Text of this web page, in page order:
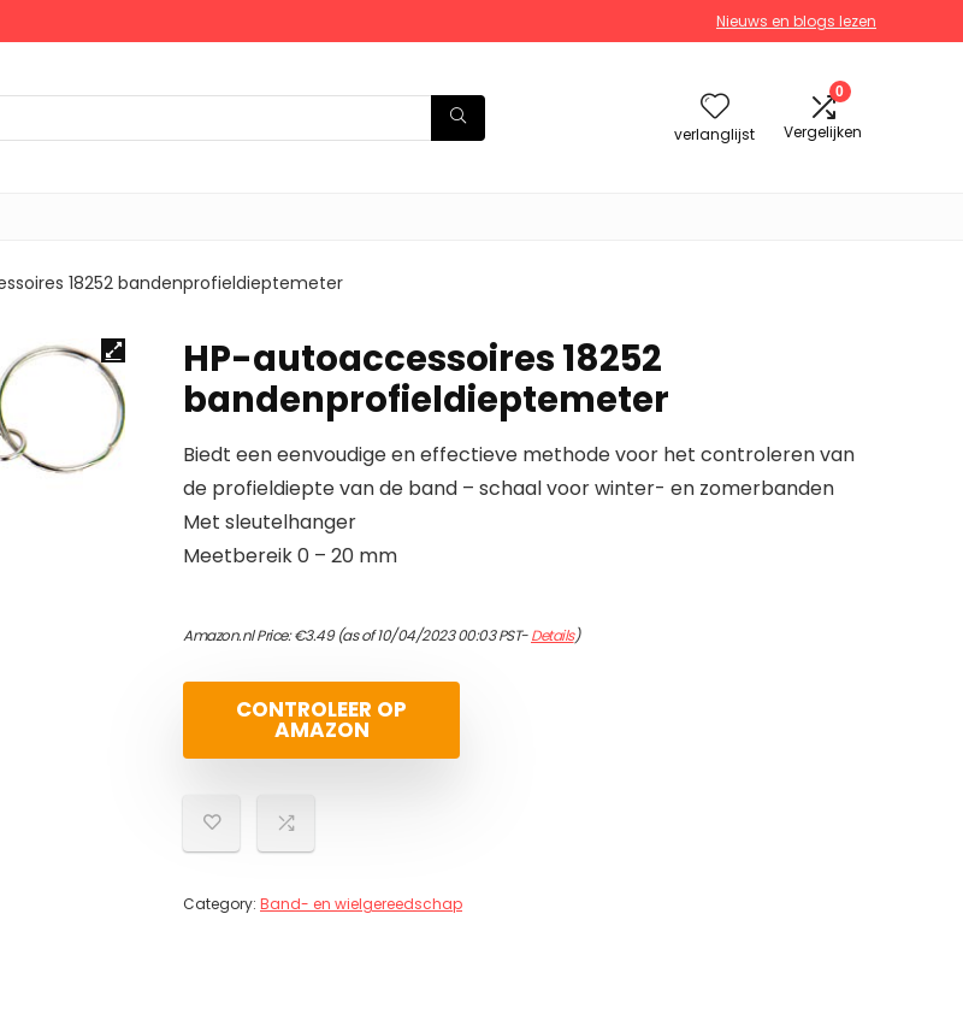
Nieuws en blogs lezen
verlanglijst
0
Vergelijken
18252 bandenprofieldieptemeter
HP-autoaccessoires 18252
bandenprofieldieptemeter
Biedt een eenvoudige en effectieve methode voor het controleren van
de profieldiepte van de band – schaal voor winter- en zomerbanden
Met sleutelhanger
Meetbereik 0 – 20 mm
Amazon.nl Price:€3.49(as of 10/04/2023 00:03 PST-Details)
CONTROLEER OP
AMAZON
Category: Band- en wielgereedschap